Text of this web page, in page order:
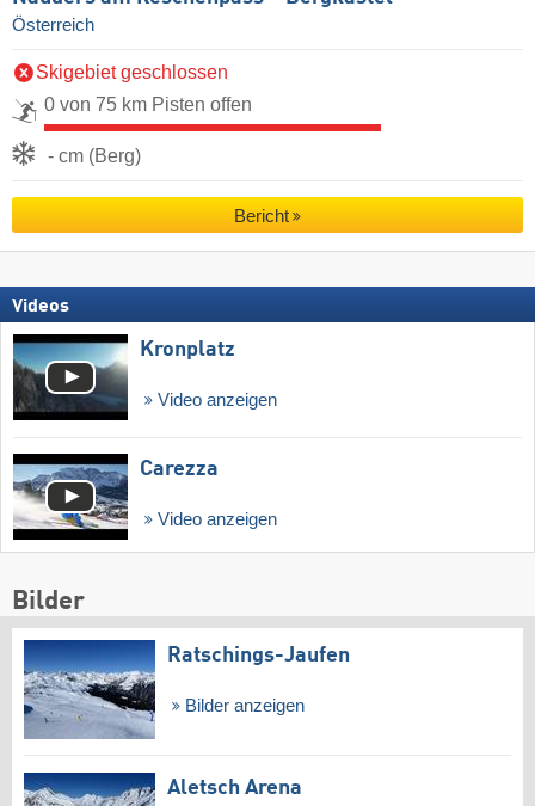
Österreich
Skigebiet geschlossen
0 von 75 km Pisten offen
- cm (Berg)
Bericht
Videos
Kronplatz
Video anzeigen
Carezza
Video anzeigen
Bilder
Ratschings-Jaufen
Bilder anzeigen
Aletsch Arena